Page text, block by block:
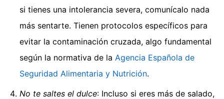
si tienes una intolerancia severa, comunícalo nada
más sentarte. Tienen protocolos específicos para
evitar la contaminación cruzada, algo fundamental
según la normativa de la Agencia Española de
Seguridad Alimentaria y Nutrición.
No te saltes el dulce: Incluso si eres más de salado,